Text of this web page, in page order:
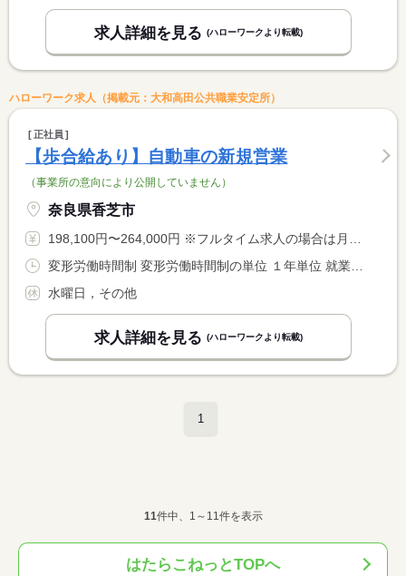
求人詳細を見る (ハローワークより転載)
ハローワーク求人（掲載元：大和高田公共職業安定所）
正社員
【歩合給あり】自動車の新規営業
（事業所の意向により公開していません）
奈良県香芝市
198,100円〜264,000円 ※フルタイム求人の場合は月額（換算額）、パート求人の場合は時間額を表示しています。
水曜日，その他
求人詳細を見る (ハローワークより転載)
1
11件中、1～11件を表示
はたらこねっとTOPへ